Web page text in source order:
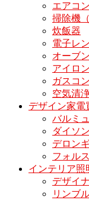
エアコン
掃除機
炊飯器
電子レ
オーブ
アイロン
ガスコ
空気清
デザイン家電
バルミ
ダイソン
デロン
フォル
インテリア照
デザイ
リンブ